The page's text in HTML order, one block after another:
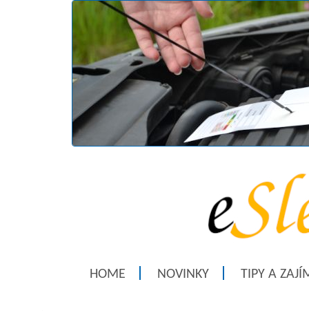
HOME NOVINKY TIPY A